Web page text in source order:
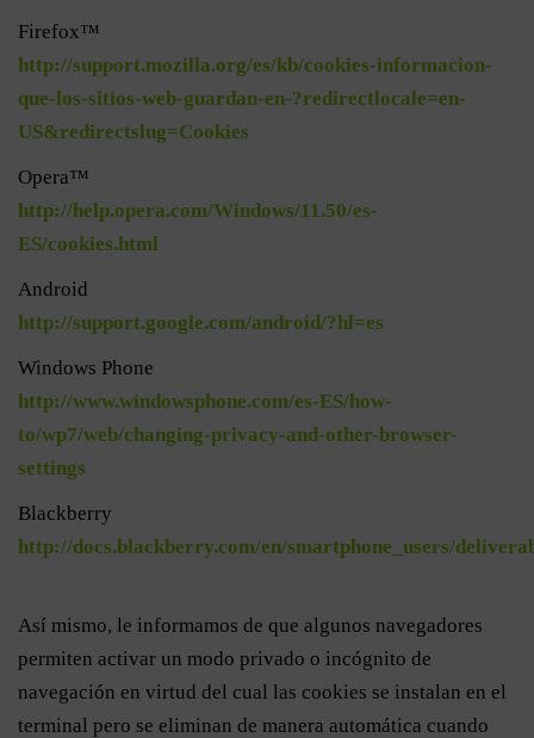
Firefox™
http://support.mozilla.org/es/kb/cookies-informacion-
que-los-sitios-web-guardan-en-?redirectlocale=en-
US&redirectslug=Cookies
Opera™
http://help.opera.com/Windows/11.50/es-
ES/cookies.html
Android
http://support.google.com/android/?hl=es
Windows Phone
http://www.windowsphone.com/es-ES/how-
to/wp7/web/changing-privacy-and-other-browser-
settings
Blackberry
http://docs.blackberry.com/en/smartphone_users/
Así mismo, le informamos de que algunos navegadores
permiten activar un modo privado o incógnito de
navegación en virtud del cual las cookies se instalan en el
terminal pero se eliminan de manera automática cuando